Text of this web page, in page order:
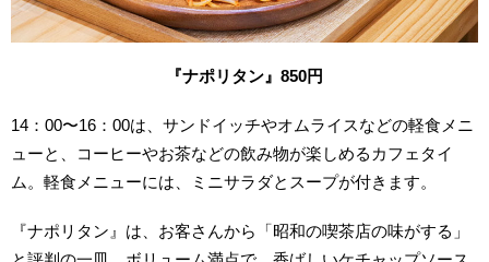
『ナポリタン』850円
14：00〜16：00は、サンドイッチやオムライスなどの軽食メニ
ューと、コーヒーやお茶などの飲み物が楽しめるカフェタイ
ム。軽食メニューには、ミ ニサラダとスープが付きます。
『ナポリタン』は、お客さんから「昭和の喫茶店の味がする」